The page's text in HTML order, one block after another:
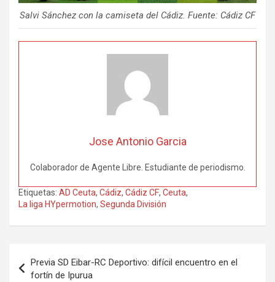
Salvi Sánchez con la camiseta del Cádiz. Fuente: Cádiz CF
Jose Antonio Garcia
Colaborador de Agente Libre. Estudiante de periodismo.
Etiquetas: AD Ceuta, Cádiz, Cádiz CF, Ceuta,
La liga HYpermotion, Segunda División
de
Previa SD Eibar-RC Deportivo: difícil encuentro en el
fortín de Ipurua